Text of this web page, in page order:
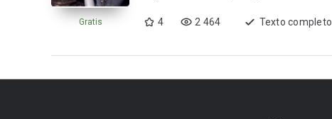
Gratis 4 2 464 Texto completo